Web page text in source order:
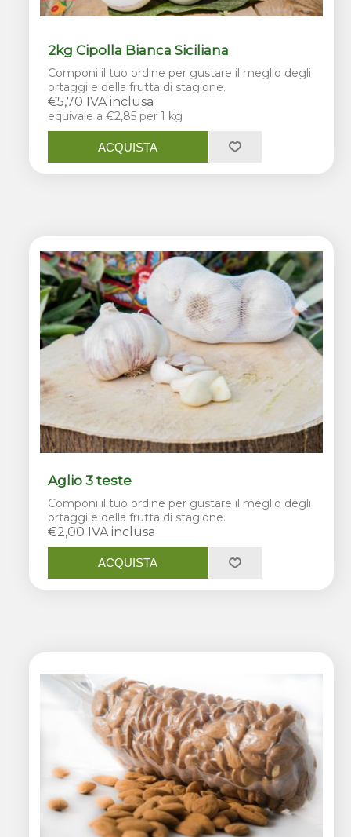
2kg Cipolla Bianca Siciliana
Componi il tuo ordine per gustare il meglio degli
ortaggi e della frutta di stagione.
€5,70 IVA inclusa
equivale a €2,85 per 1 kg
ACQUISTA
Aglio 3 teste
Componi il tuo ordine per gustare il meglio degli
ortaggi e della frutta di stagione.
€2,00 IVA inclusa
ACQUISTA